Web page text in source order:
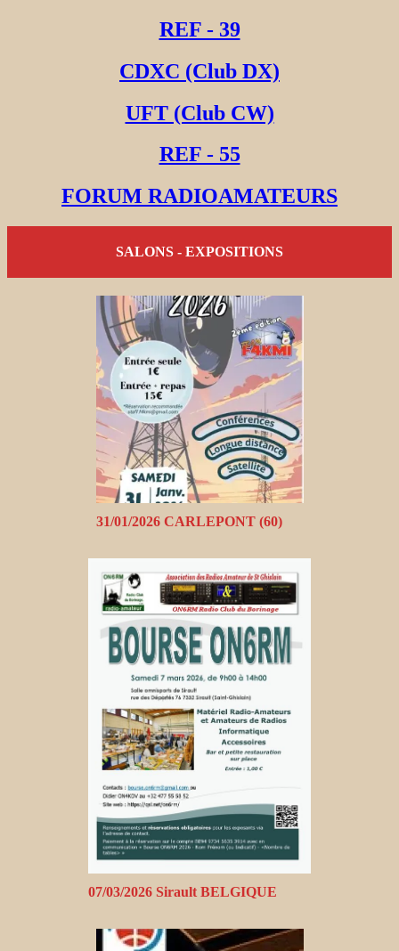
REF - 39
CDXC (Club DX)
UFT (Club CW)
REF - 55
FORUM RADIOAMATEURS
SALONS - EXPOSITIONS
31/01/2026 CARLEPONT (60)
07/03/2026 Sirault BELGIQUE